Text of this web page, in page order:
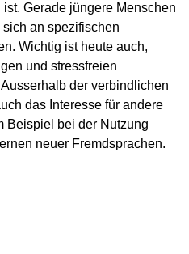
Gerade jüngere Menschen
sich an spezifischen
Wichtig ist heute auch,
und stressfreien
der verbindlichen
das Interesse für andere
Beispiel bei der Nutzung
neuer Fremdsprachen.